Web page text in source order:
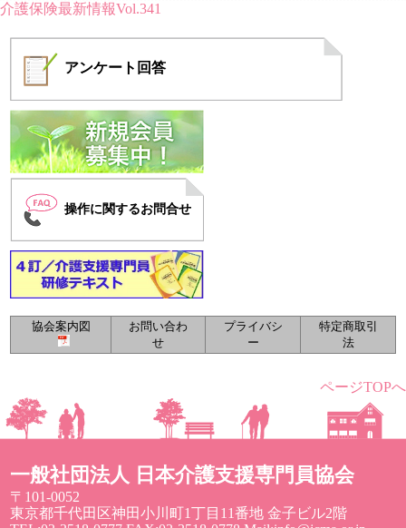
介護保険最新情報Vol.341
アンケート 回答
操作に関するお問合せ
ページTOPへ
一般社団法人 日本介護支援専門員協会
〒101-0052
東京都千代田区神田小川町1丁目11番地 金子ビル2階
協会案内図
お問い合わ
せ
プライバシ
ー
特定商取引
法